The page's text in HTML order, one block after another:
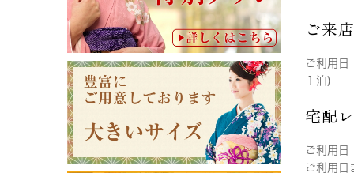
ご来
ご利用日
１泊)
宅配
ご利用日
ご利用日